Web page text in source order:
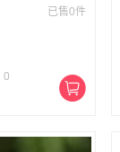
已售0件
0